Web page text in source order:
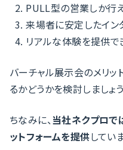
PULL型の営業しか行
来場者に安定したイン
リアルな体験を提供で
バーチャル展示会のメリッ
るかどうかを検討しましょう
ちなみに、当社ネクプロで
ットフォームを提供してい